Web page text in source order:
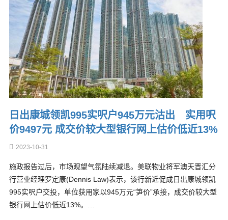
日出康城领凯995实呎户945万元沽出 实用呎
价9497元 成交价较大型银行网上估价低近13%
2023-10-31
施政报告过后，市场观望气氛陆续减退。美联物业将军澳天晋汇分
行营业经理罗定康(Dennis Law)表示，该行新近促成日出康城领凯
995实呎户交投，单位获用家以945万元“笋价”承接，成交价较大型
银行网上估价低近13%。…